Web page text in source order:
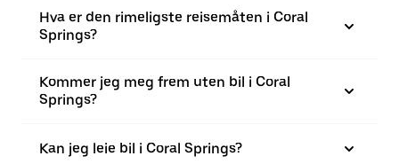
Hva er den rimeligste reisemåten i Coral
Springs?
Kommer jeg meg frem uten bil i Coral
Springs?
Kan jeg leie bil i Coral Springs?